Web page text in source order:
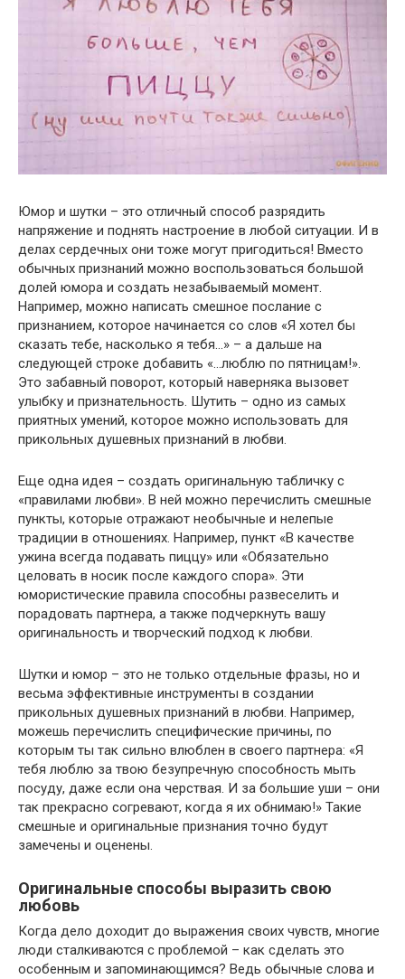
Юмор и шутки – это отличный способ разрядить
напряжение и поднять настроение в любой ситуации. И в
делах сердечных они тоже могут пригодиться! Вместо
обычных признаний можно воспользоваться большой
долей юмора и создать незабываемый момент.
Например, можно написать смешное послание с
признанием, которое начинается со слов «Я хотел бы
сказать тебе, насколько я тебя…» – а дальше на
следующей строке добавить «…люблю по пятницам!».
Это забавный поворот, который наверняка вызовет
улыбку и признательность. Шутить – одно из самых
приятных умений, которое можно использовать для
прикольных душевных признаний в любви.
Еще одна идея – создать оригинальную табличку с
«правилами любви». В ней можно перечислить смешные
пункты, которые отражают необычные и нелепые
традиции в отношениях. Например, пункт «В качестве
ужина всегда подавать пиццу» или «Обязательно
целовать в носик после каждого спора». Эти
юмористические правила способны развеселить и
порадовать партнера, а также подчеркнуть вашу
оригинальность и творческий подход к любви.
Шутки и юмор – это не только отдельные фразы, но и
весьма эффективные инструменты в создании
прикольных душевных признаний в любви. Например,
можешь перечислить специфические причины, по
которым ты так сильно влюблен в своего партнера: «Я
тебя люблю за твою безупречную способность мыть
посуду, даже если она черствая. И за большие уши – они
так прекрасно согревают, когда я их обнимаю!» Такие
смешные и оригинальные признания точно будут
замечены и оценены.
Оригинальные способы выразить свою
любовь
Когда дело доходит до выражения своих чувств, многие
люди сталкиваются с проблемой – как сделать это
особенным и запоминающимся? Ведь обычные слова и